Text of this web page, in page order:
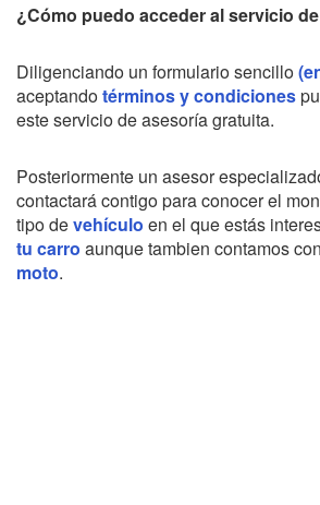
¿Cómo puedo acceder al servicio
Diligenciando un formulario sencillo
aceptandotérminos y condiciones
este servicio de asesoría gratuita.
Posteriormente un asesor
contactará contigo para conocer el
tipo devehículo en el que estás
tu carro aunque tambien contamos con
moto.